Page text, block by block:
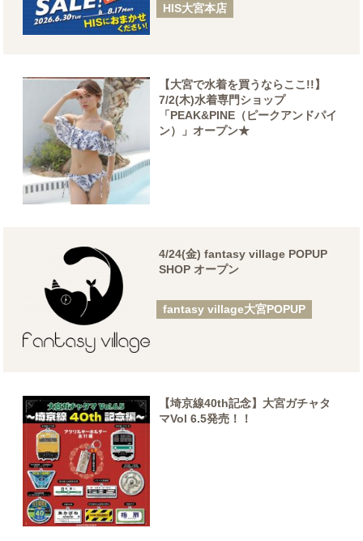
HIS大宮本店
【大宮で水着を買うならここ!!】
7/2(木)水着専門ショップ
「PEAK&PINE（ピークアンドパイ
ン）」オープン★
4/24(金) fantasy village POPUP
SHOP オープン
fantasy village大宮POPUP
【埼京線40th記念】大宮ガチャタ
マVol 6.5発売！！